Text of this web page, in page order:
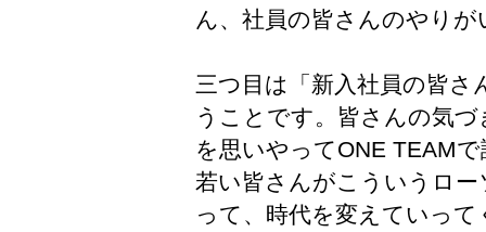
ん、社員の皆さんのやり
三つ目は「新入社員の皆
うことです。皆さんの気
を思いやってONE TEAM
若い皆さんがこういうロ
って、時代を変えていっ